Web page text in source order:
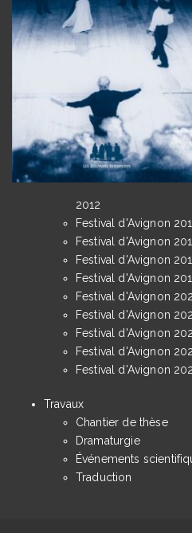
2012
Festival d'Avignon
Festival d'Avignon
Festival d'Avignon
Festival d'Avignon
Festival d'Avignon
Festival d'Avignon
Festival d'Avignon
Festival d'Avignon
Festival d'Avignon
Travaux
Chantier de thèse
Dramaturgie
Événements
Traduction